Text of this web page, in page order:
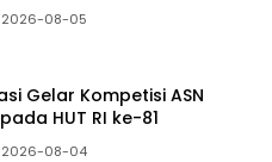
2026-08-05
Gelar Kompetisi ASN
HUT RI ke-81
2026-08-04